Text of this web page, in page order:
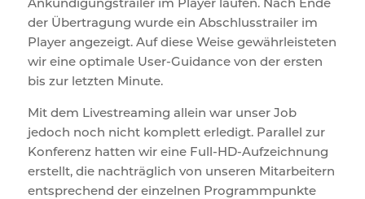
der Übertragung wurde ein Abschlusstrailer im
Player angezeigt. Auf diese Weise gewährleisteten
wir eine optimale User-Guidance von der ersten
bis zur letzten Minute.
Mit dem Livestreaming allein war unser Job
jedoch noch nicht komplett erledigt. Parallel zur
Konferenz hatten wir eine Full-HD-Aufzeichnung
erstellt, die nachträglich von unseren Mitarbeitern
entsprechend der einzelnen Programmpunkte